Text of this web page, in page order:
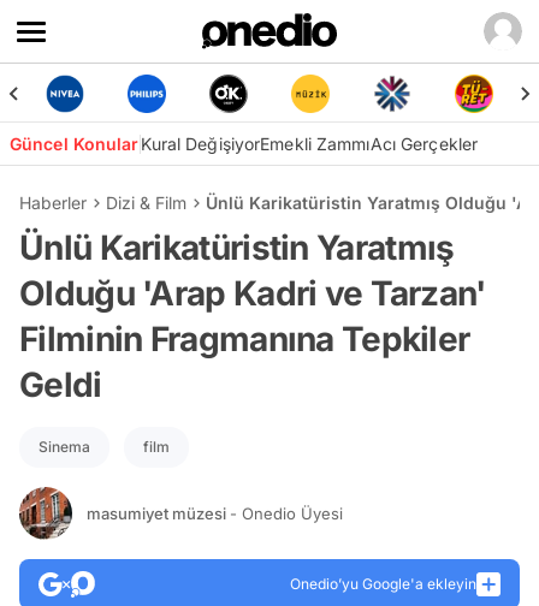
Güncel KonularKural DeğişiyorEmekli ZammıAcı Gerçekler
Haberler Dizi & Film Ünlü Karikatüristin Yaratmış Olduğu
Ünlü Karikatüristin Yaratmış
Olduğu 'Arap Kadri ve Tarzan'
Filminin Fragmanına Tepkiler
Geldi
Sinema film
masumiyet müzesi - Onedio Üyesi
Onedio’yu Google'a ekleyin